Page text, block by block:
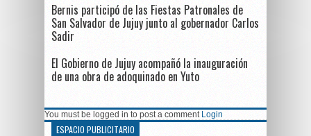
Bernis participó de las Fiestas Patronales de
San Salvador de Jujuy junto al gobernador Carlos
Sadir
El Gobierno de Jujuy acompañó la inauguración
de una obra de adoquinado en Yuto
You must be logged in to post a comment Login
ESPACIO PUBLICITARIO